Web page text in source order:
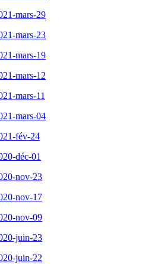
mars-29
mars-23
mars-19
mars-12
mars-11
mars-04
fév-24
déc-01
nov-23
nov-17
nov-09
juin-23
juin-22